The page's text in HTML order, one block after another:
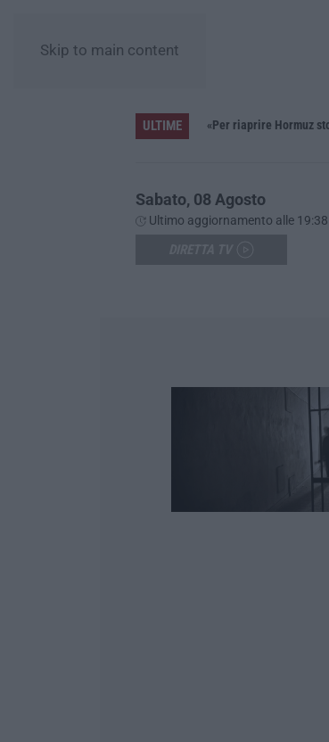
Skip to main content
ULTIME
Pride, la “prima volta” dell’onda arcobaleno a Catanzaro. In migliaia in marcia per i diritti e la libertà – FOTO «Per riaprire Hormuz
Sabato, 08 Agosto
Ultimo aggiornamento alle 19:38